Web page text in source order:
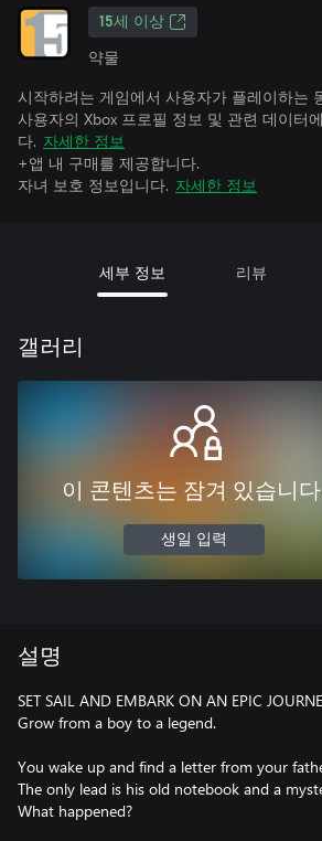
15세 이상
약물
시작하려는 게임에서 사용자가 플레이하는
사용자의 Xbox 프로필 정보 및 관련 데이터
다. 자세한 정보
+앱 내 구매를 제공합니다.
자녀 보호 정보입니다. 자세한 정보
세부 정보 리뷰
갤러리
이 콘텐츠는 잠겨 있습니다
생일 입력
설명
SET SAIL AND EMBARK ON AN EPIC
Grow from a boy to a legend.
You wake up and find a letter from your
The only lead is his old notebook and a
What happened?